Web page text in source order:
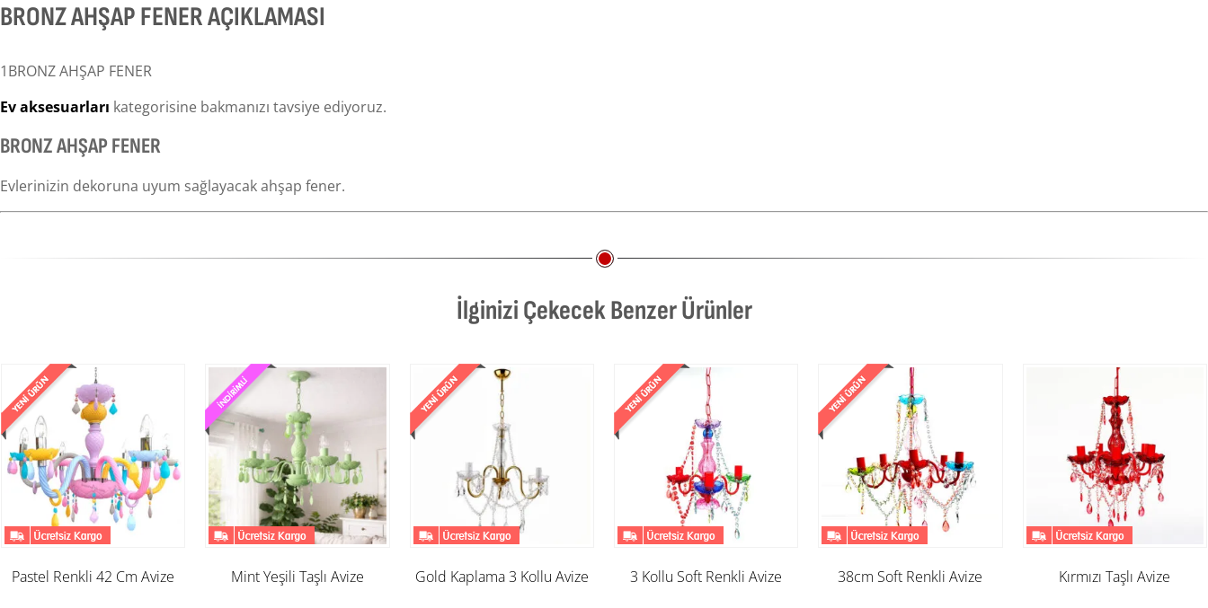
BRONZ AHŞAP FENER AÇIKLAMASI
1BRONZ AHŞAP FENER
Ev aksesuarları kategorisine bakmanızı tavsiye ediyoruz.
BRONZ AHŞAP FENER
Evlerinizin dekoruna uyum sağlayacak ahşap fener.
İlginizi Çekecek Benzer Ürünler
Pastel Renkli 42 Cm Avize Mint Yeşili Taşlı Avize Gold Kaplama 3 Kollu Avize 3 Kollu Soft Renkli Avize 38cm Soft Renkli Avize Kırmızı Taşlı Avize